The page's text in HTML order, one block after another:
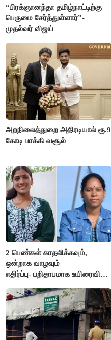
“பிரக்ஞானந்தா தமிழ்நாட்டிற்கு
பெருமை சேர்த்துள்ளார்”-
முதல்வர் விஜய்
அறநிலைத்துறை அதிரடியால் ரூ.9
கோடி பாக்கி வசூல்
2 பெண்கள் காதலிக்கவும்,
ஒன்றாக வாழவும்
எதிர்ப்பு- பறிதாபமாக உயிரைவிட்ட